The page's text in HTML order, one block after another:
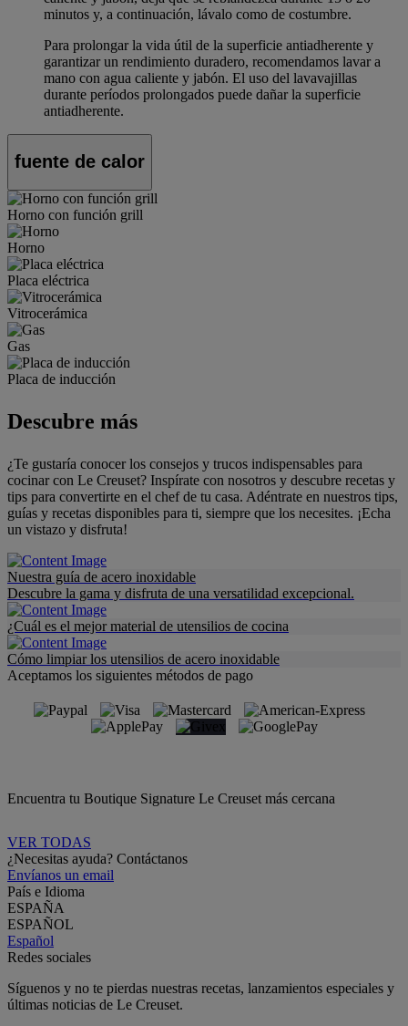
minutos y, a continuación, lávalo como de costumbre.
Para prolongar la vida útil de la superficie antiadherente y
garantizar un rendimiento duradero, recomendamos lavar a
mano con agua caliente y jabón. El uso del lavavajillas
durante períodos prolongados puede dañar la superficie
antiadherente.
fuente de calor
Horno con función grill
Horno
Placa eléctrica
Vitrocerámica
Gas
Placa de inducción
Descubre más
¿Te gustaría conocer los consejos y trucos indispensables para
cocinar con Le Creuset? Inspírate con nosotros y descubre recetas y
tips para convertirte en el chef de tu casa. Adéntrate en nuestros tips,
guías y recetas disponibles para ti, siempre que los necesites. ¡Echa
un vistazo y disfruta!
Nuestra guía de acero inoxidable
Descubre la gama y disfruta de una versatilidad excepcional.
¿Cuál es el mejor material de utensilios de cocina
Cómo limpiar los utensilios de acero inoxidable
Aceptamos los siguientes métodos de pago
Encuentra tu Boutique Signature Le Creuset más cercana
VER TODAS
¿Necesitas ayuda? Contáctanos
Envíanos un email
País e Idioma
ESPAÑA
ESPAÑOL
Español
Redes sociales
Síguenos y no te pierdas nuestras recetas, lanzamientos especiales y
últimas noticias de Le Creuset.